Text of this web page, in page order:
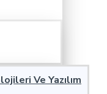
Ve Yazılım